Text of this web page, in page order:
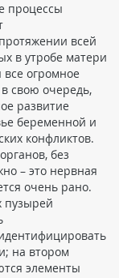
терапия"
процессы
всей
в утробе матери
все огромное
свою очередь,
развитие
беременной и
конфликтов.
без
– это нервная
очень рано.
пузырей
на втором
элементы